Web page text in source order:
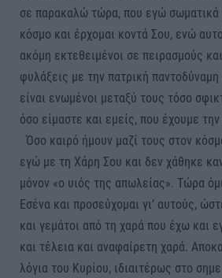
σε παρακαλώ τώρα, που εγώ
κόσμο και έρχομαι κοντά Σου, ενώ
ακόμη εκτεθειμένοι σε πειρασμούς
φυλάξεις με την πατρική
είναι ενωμένοι μεταξύ τους τόσο
όσο είμαστε και εμείς, που έχουμε
​Όσο καιρό ήμουν μαζί τους στον
εγώ με τη Χάρη Σου και δεν χάθηκε
μόνον «ο υιός της απωλείας». Τώρα
Εσένα και προσεύχομαι γι’ αυτούς,
και γεμάτοι από τη χαρά που έχω και
και τέλεια και αναφαίρετη χαρά.
λόγια του Κυρίου, ιδιαιτέρως στο